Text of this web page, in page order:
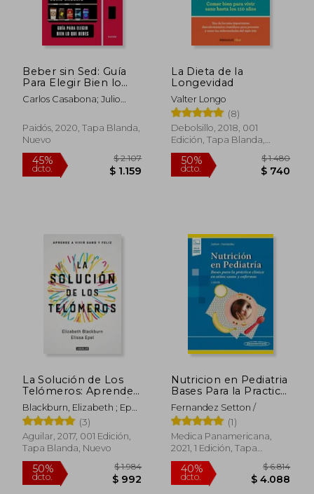
50%
dcto.
45%
dcto.
Beber sin Sed: Guía
Para Elegir Bien lo
que Bebes
(Divulgación)
Carlos Casabona; Julio
Paidós, 2020, Tapa Blanda,
Nuevo
La Dieta de la
Longevidad
Valter Longo
(8)
Debolsillo, 2018, 001
Edición, Tapa Blanda,
Nuevo
La Solución de Los
Telómeros: Aprende
a Vivir Sano Y Feliz /
The Telomere Effect
Blackburn, Elizabeth ; Epel,
Elissa
(3)
Aguilar, 2017, 001 Edición,
Tapa Blanda, Nuevo
Nutricion en Pediatria
Bases Para la Practica
Clinica en Niños
Sanos y Enfermos
Fernandez Setton /
(1)
Medica Panamericana,
2021, 1 Edición, Tapa
Blanda, Nuevo